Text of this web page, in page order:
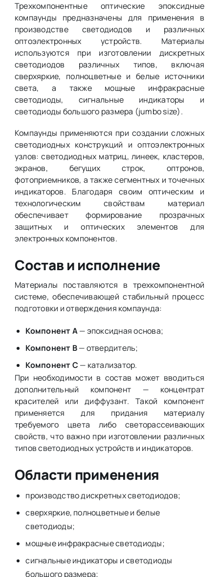
Трехкомпонентные оптические эпоксидные
компаунды предназначены для применения в
производстве светодиодов и различных
оптоэлектронных устройств. Материалы
используются при изготовлении дискретных
светодиодов различных типов, включая
сверхяркие, полноцветные и белые источники
света, а также мощные инфракрасные
светодиоды, сигнальные индикаторы и
светодиоды большого размера (jumbo size).
Компаунды применяются при создании сложных
светодиодных конструкций и оптоэлектронных
узлов: светодиодных матриц, линеек, кластеров,
экранов, бегущих строк, оптронов,
фотоприемников, а также сегментных и точечных
индикаторов. Благодаря своим оптическим и
технологическим свойствам материал
обеспечивает формирование прозрачных
защитных и оптических элементов для
электронных компонентов.
Состав и исполнение
Материалы поставляются в трехкомпонентной
системе, обеспечивающей стабильный процесс
подготовки и отверждения компаунда:
Компонент А— эпоксидная основа;
Компонент В— отвердитель;
Компонент С — катализатор.
При необходимости в состав может вводиться
дополнительный компонент — концентрат
красителей или диффузант. Такой компонент
применяется для придания материалу
требуемого цвета либо светорассеивающих
свойств, что важно при изготовлении различных
типов светодиодных устройств и индикаторов.
Области применения
производство дискретных светодиодов;
сверхяркие, полноцветные и белые
светодиоды;
мощные инфракрасные светодиоды;
сигнальные индикаторы и светодиоды
большого размера;